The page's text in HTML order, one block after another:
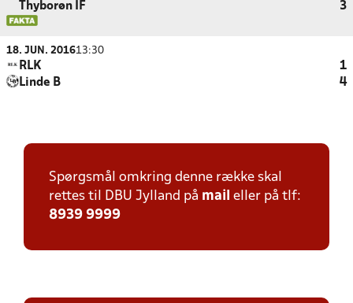
Thyborøn IF
3
18. JUN. 201613:30
RLK
1
Linde B
4
Spørgsmål omkring denne række skal
rettes til DBU Jylland på mail eller på tlf:
8939 9999